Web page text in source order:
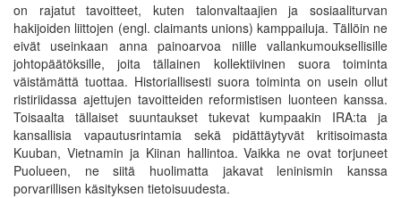
on rajatut tavoitteet, kuten talonvaltaajien ja sosiaaliturvan
hakijoiden liittojen (engl. claimants unions) kamppailuja. Tällöin ne
eivät useinkaan anna painoarvoa niille vallankumouksellisille
johtopäätöksille, joita tällainen kollektiivinen suora toiminta
väistämättä tuottaa. Historiallisesti suora toiminta on usein ollut
ristiriidassa ajettujen tavoitteiden reformistisen luonteen kanssa.
Toisaalta tällaiset suuntaukset tukevat kumpaakin IRA:ta ja
kansallisia vapautusrintamia sekä pidättäytyvät kritisoimasta
Kuuban, Vietnamin ja Kiinan hallintoa. Vaikka ne ovat torjuneet
Puolueen, ne siitä huolimatta jakavat leninismin kanssa
porvarillisen käsityksen tietoisuudesta.